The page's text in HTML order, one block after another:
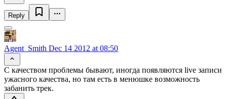
Reply
Agent_Smith Dec 14 2012 at 08:50
С качеством проблемы бывают, иногда появляются live записи
ужасного качества, но там есть в менюшке возможность
забанить трек.